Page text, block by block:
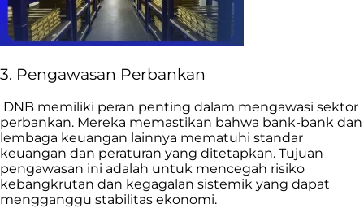
3. Pengawasan Perbankan
DNB memiliki peran penting dalam mengawasi sektor
perbankan. Mereka memastikan bahwa bank-bank dan
lembaga keuangan lainnya mematuhi standar
keuangan dan peraturan yang ditetapkan. Tujuan
pengawasan ini adalah untuk mencegah risiko
kebangkrutan dan kegagalan sistemik yang dapat
mengganggu stabilitas ekonomi.